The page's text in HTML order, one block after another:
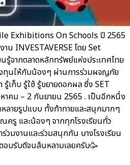
Exhibitions On Schools ปี 2565
น INVESTAVERSE โดย Set
จากตลาดหลักทรัพย์แห่งประเทศไทย
งทุนให้กับน้องๆ ผ่านการร่วมผจญภัย
เก็บ รู้ใช้ รู้ขยายดอกผล ซึ่ง SET
าคม – 2 กันยายน 2565 . เป็นอีกหนึ่ง
หลายรูปแบบ ทั้งท้าทายและสนุกมากๆ
รู และน้องๆ จากทุกโรงเรียนทั่ว
ร่วมงานและร่วมสนุกกัน บางโรงเรียน
อบรับดีจนล้นหลามเลยครับ🥳